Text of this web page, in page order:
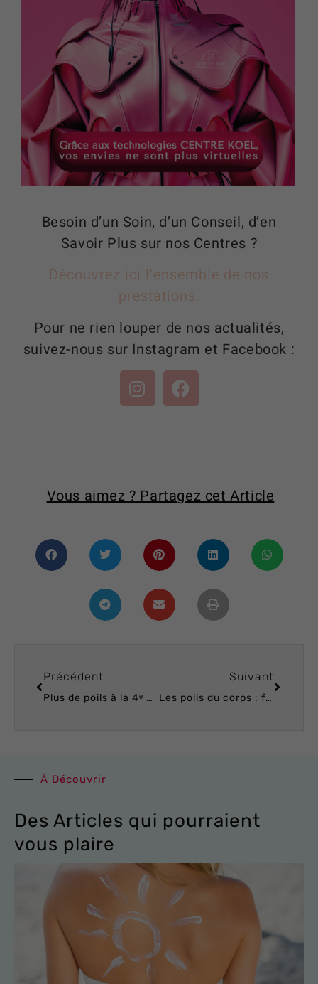
Besoin d’un Soin, d’un Conseil, d’en
Savoir Plus sur nos Centres ?
Découvrez ici l’ensemble de nos
prestations.
Pour ne rien louper de nos actualités,
suivez-nous sur Instagram et Facebook :
Vous aimez ? Partagez cet Article
Précédent
Plus de poils à la 4ᵉ et 5ᵉ séance ? Mieux comprendre la “phase de repousse” en épilation définitive
Suivant
Les poils du corps : fabrication, structure et mystères de la repousse
À Découvrir
Des Articles qui pourraient
vous plaire